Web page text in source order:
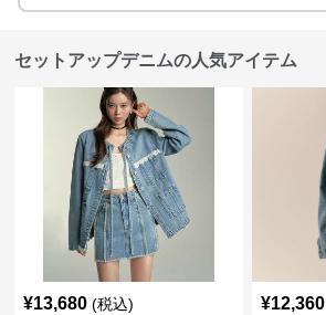
セットアップデニムの人気アイテム
¥13,680 (税込) ¥12,360